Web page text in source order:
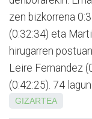
zen bizkorrena
(0:32:34) eta
hirugarren
Leire Fer­nandez
(0:42:25). 74
GIZARTEA